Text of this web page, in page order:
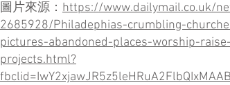
​圖片來源： https://www.dailymail.co.uk/
2685928/Philadephias-crumbling-
pictures-abandoned-places-worship-
projects.html?